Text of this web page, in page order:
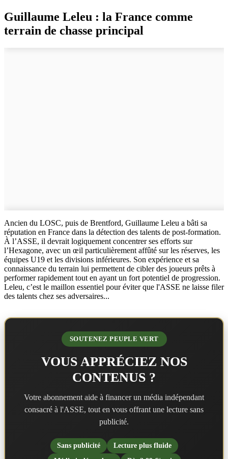
Guillaume Leleu : la France comme
terrain de chasse principal
Ancien du LOSC, puis de Brentford, Guillaume Leleu a bâti sa
réputation en France dans la détection des talents de post-formation.
À l’ASSE, il devrait logiquement concentrer ses efforts sur
l’Hexagone, avec un œil particulièrement affûté sur les réserves, les
équipes U19 et les divisions inférieures. Son expérience et sa
connaissance du terrain lui permettent de cibler des joueurs prêts à
performer rapidement tout en ayant un fort potentiel de progression.
Leleu, c’est le maillon essentiel pour éviter que l'ASSE ne laisse filer
des talents chez ses adversaires...
SOUTENEZ PEUPLE VERT
VOUS APPRÉCIEZ NOS
CONTENUS ?
Votre abonnement aide à financer un média indépendant
consacré à l'ASSE, tout en vous offrant une lecture sans
publicité.
Sans publicité
Lecture plus fluide